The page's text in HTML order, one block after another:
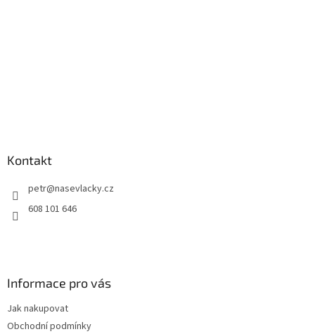
Kontakt
petr@nasevlacky.cz
608 101 646
Informace pro vás
Jak nakupovat
Obchodní podmínky